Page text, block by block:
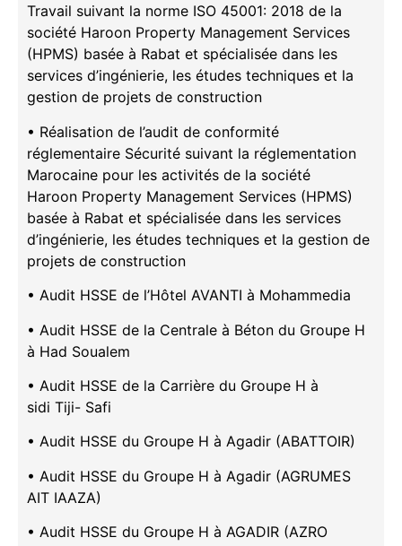
Travail suivant la norme ISO 45001: 2018 de la
société Haroon Property Management Services
(HPMS) basée à Rabat et spécialisée dans les
services d’ingénierie, les études techniques et la
gestion de projets de construction
• Réalisation de l’audit de conformité
réglementaire Sécurité suivant la réglementation
Marocaine pour les activités de la société
Haroon Property Management Services (HPMS)
basée à Rabat et spécialisée dans les services
d’ingénierie, les études techniques et la gestion de
projets de construction
• Audit HSSE de l’Hôtel AVANTI à Mohammedia
• Audit HSSE de la Centrale à Béton du Groupe H
à Had Soualem
• Audit HSSE de la Carrière du Groupe H à
sidi Tiji- Safi
• Audit HSSE du Groupe H à Agadir (ABATTOIR)
• Audit HSSE du Groupe H à Agadir (AGRUMES
AIT IAAZA)
• Audit HSSE du Groupe H à AGADIR (AZRO